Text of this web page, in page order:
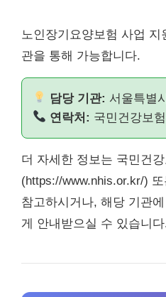
노인장기요양보험 사업
관을 통해 가능합니다.
담당 기관: 서울특별
연락처: 국민건강보
더 자세한 정보는 국민건
(https://www.nhis.or.kr/) 또
참고하시거나, 해당 기관
게 안내받으실 수 있습니